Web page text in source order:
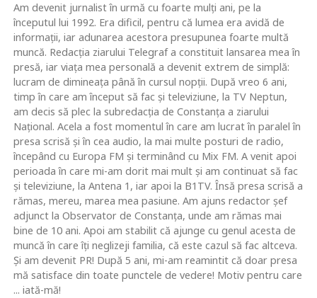
Am devenit jurnalist în urmă cu foarte mulţi ani, pe la
începutul lui 1992. Era dificil, pentru că lumea era avidă de
informaţii, iar adunarea acestora presupunea foarte multă
muncă. Redacţia ziarului Telegraf a constituit lansarea mea în
presă, iar viaţa mea personală a devenit extrem de simplă:
lucram de dimineaţa până în cursul nopţii. După vreo 6 ani,
timp în care am început să fac şi televiziune, la TV Neptun,
am decis să plec la subredacţia de Constanţa a ziarului
Naţional. Acela a fost momentul în care am lucrat în paralel în
presa scrisă şi în cea audio, la mai multe posturi de radio,
începând cu Europa FM şi terminând cu Mix FM. A venit apoi
perioada în care mi-am dorit mai mult şi am continuat să fac
şi televiziune, la Antena 1, iar apoi la B1TV. Însă presa scrisă a
rămas, mereu, marea mea pasiune. Am ajuns redactor şef
adjunct la Observator de Constanţa, unde am rămas mai
bine de 10 ani. Apoi am stabilit că ajunge cu genul acesta de
muncă în care îţi neglizeji familia, că este cazul să fac altceva.
Şi am devenit PR! După 5 ani, mi-am reamintit că doar presa
mă satisface din toate punctele de vedere! Motiv pentru care
... iată-mă!